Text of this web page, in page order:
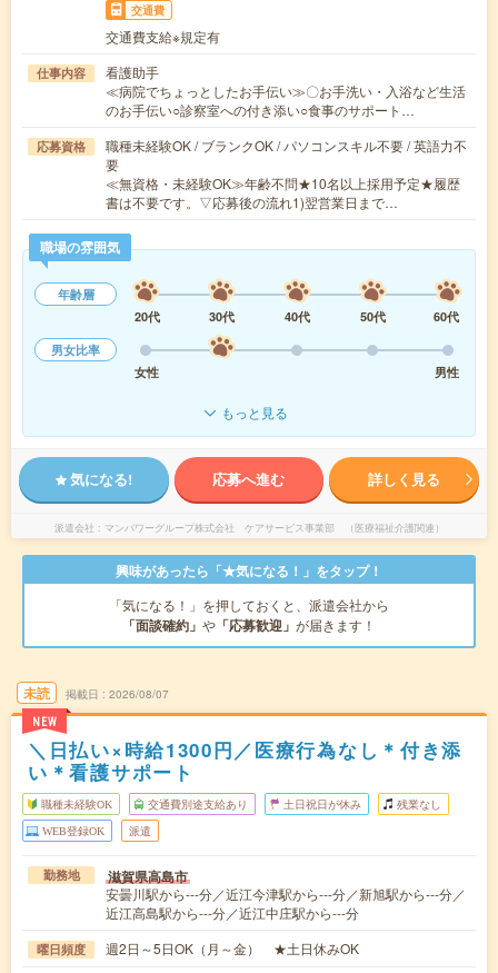
交通費
交通費支給※規定有
仕事内容
看護助手
≪病院でちょっとしたお手伝い≫〇お手洗い・入浴など生活
のお手伝い○診察室への付き添い○食事のサポート…
応募資格
職種未経験OK / ブランクOK / パソコンスキル不要 / 英語力不
要
≪無資格・未経験OK≫年齢不問★10名以上採用予定★履歴
書は不要です。▽応募後の流れ1)翌営業日まで…
職場の雰囲気
年齢層
20代
30代 40代 50代
60代
男女比率
女性
男性
もっと見る
気になる! 応募へ進む 詳しく見る
派遣会社 マンパワーグループ株式会社 ケアサービス事業部 （医療福祉介護関連）
興味があったら「★気になる！」をタップ！
「気になる！」を押しておくと、派遣会社から
「面談確約」 や 「応募歓迎」 が届きます！
未読
NEW
掲載日 2026/08/07
＼日払い×時給1300円／医療行為なし＊付き添
い＊看護サポート
職種未経験OK 交通費別途支給あり 土日祝日が休み 残業なし
WEB登録OK 派遣
勤務地 滋賀県高島市
安曇川駅から---分／近江今津駅から---分／新旭駅から---分／
近江高島駅から---分／近江中庄駅から---分
曜日頻度 週2日～5日OK（月～金） ★土日休みOK